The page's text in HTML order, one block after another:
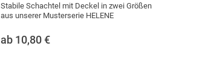
Stabile Schachtel mit Deckel in zwei Größen
aus unserer Musterserie HELENE
ab 10,80 €